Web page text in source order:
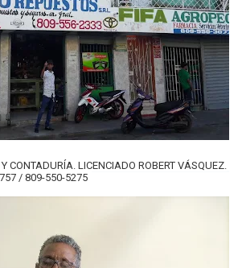
CONTADURÍA. LICENCIADO ROBERT VÁSQUEZ.
/ 809-550-5275